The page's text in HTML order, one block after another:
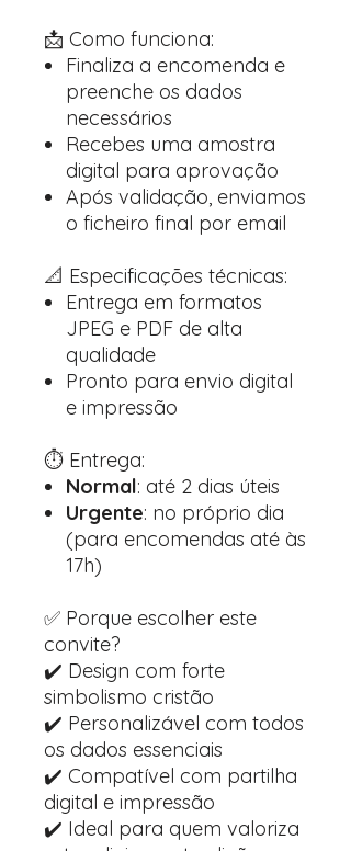
📩 Como funciona:
Finaliza a encomenda e
preenche os dados
necessários
Recebes uma amostra
digital para aprovação
Após validação, enviamos
o ficheiro final por email
📐 Especificações técnicas:
Entrega em formatos
JPEG e PDF de alta
qualidade
Pronto para envio digital
e impressão
⏱️ Entrega:
Normal: até 2 dias úteis
Urgente: no próprio dia
(para encomendas até às
17h)
✅ Porque escolher este
convite?
✔️ Design com forte
simbolismo cristão
✔️ Personalizável com todos
os dados essenciais
✔️ Compatível com partilha
digital e impressão
✔️ Ideal para quem valoriza